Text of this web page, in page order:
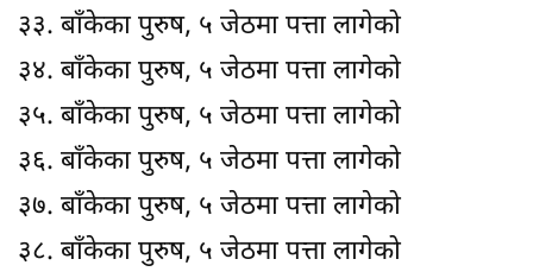
३३. बाँकेका पुरुष, ५ जेठमा पत्ता लागेको
३४. बाँकेका पुरुष, ५ जेठमा पत्ता लागेको
३५. बाँकेका पुरुष, ५ जेठमा पत्ता लागेको
३६. बाँकेका पुरुष, ५ जेठमा पत्ता लागेको
३७. बाँकेका पुरुष, ५ जेठमा पत्ता लागेको
३८. बाँकेका पुरुष, ५ जेठमा पत्ता लागेको